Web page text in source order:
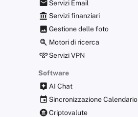
Servizi Email
Servizi finanziari
Gestione delle foto
Motori di ricerca
Servizi VPN
Software
AI Chat
Sincronizzazione Calendario
Criptovalute